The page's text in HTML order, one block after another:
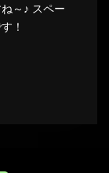
～♪ スペー
！